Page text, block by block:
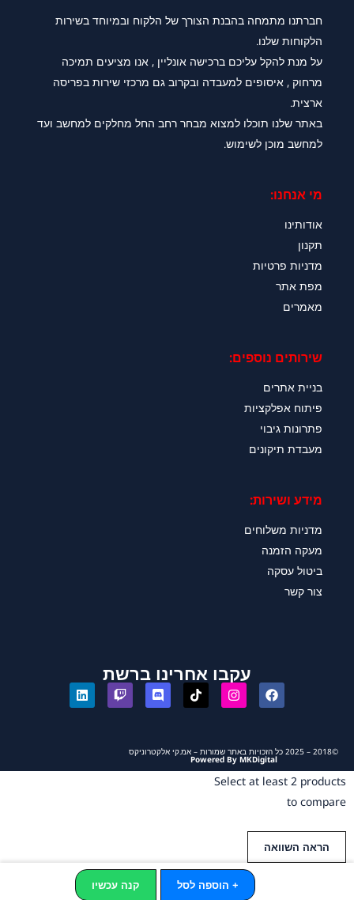
+ הוספה לסל קנה עכשיו
חברתנו מתמחה בהבנת הצורך של הלקוח ובמיוחד בשירות
הלקוחות שלנו.
על מנת להקל עליכם ברכישה אונליין , אנו מציעים תמיכה
מרחוק , איסופים למעבדה ובקרוב גם מרכזי שירות בפריסה
ארצית.
באתר שלנו תוכלו למצוא מבחר רחב החל מחלקים למחשב ועד
למחשב מוכן לשימוש.
מי אנחנו:
אודותינו
תקנון
מדניות פרטיות
מפת אתר
מאמרים
שירותים נוספים:
בניית אתרים
פיתוח אפלקציות
פתרונות גיבוי
מעבדת תיקונים
מידע ושירות:
מדניות משלוחים
מעקה הזמנה
ביטול עסקה
צור קשר
עקבו אחרינו ברשת
©2018 – 2025 כל הזכויות באתר שמורות – אמ.קי אלקטרוניקס
Powered By MKDigital
Select at least 2 products
to compare
הראה השוואה